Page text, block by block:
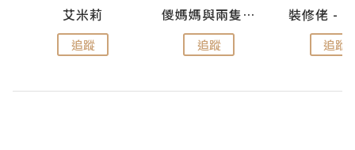
艾米莉
追蹤
儍媽媽與兩隻小魔怪之家
追蹤 追蹤